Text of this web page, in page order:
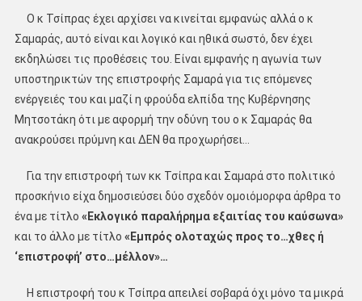
Ο κ Τσίπρας έχει αρχίσει να κινείται εμφανώς αλλά ο κ
Σαμαράς, αυτό είναι και λογικό και ηθικά σωστό, δεν έχει
εκδηλώσει τις προθέσεις του. Είναι εμφανής η αγωνία των
υποστηρικτών της επιστροφής Σαμαρά για τις επόμενες
ενέργειές του και μαζί η φρούδα ελπίδα της Κυβέρνησης
Μητσοτάκη ότι με αφορμή την οδύνη του ο κ Σαμαράς θα
ανακρούσει πρύμνη και ΔΕΝ θα προχωρήσει…
Για την επιστροφή των κκ Τσίπρα και Σαμαρά στο πολιτικό
προσκήνιο είχα δημοσιεύσει δύο σχεδόν ομοιόμορφα άρθρα το
ένα με τίτλο «Εκλογικό παραλήρημα εξαιτίας του καύσωνα»
και το άλλο με τίτλο «Εμπρός ολοταχώς προς το…χθες ή
‘επιστροφή’ στο…μέλλον»…
Η επιστροφή του κ Τσίπρα απειλεί σοβαρά όχι μόνο τα μικρά